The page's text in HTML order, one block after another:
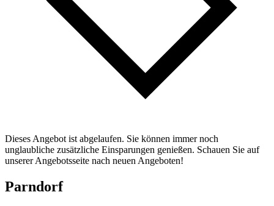
Dieses Angebot ist abgelaufen. Sie können immer noch
unglaubliche zusätzliche Einsparungen genießen. Schauen Sie auf
unserer Angebotsseite nach neuen Angeboten!
Parndorf